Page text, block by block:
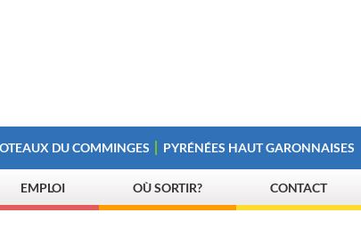
DU COMMINGES PYRÉNÉES HAUT GARONNAISES
EMPLOI OÙ SORTIR? CONTACT